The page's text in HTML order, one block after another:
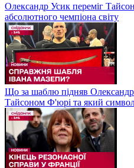
Олександр Усик переміг
абсолютного чемпіона світу
Що за шаблю підняв
Тайсоном Ф'юрі та який